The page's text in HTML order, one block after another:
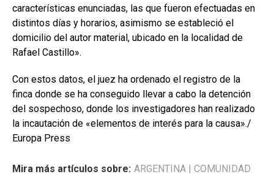
características enunciadas, las que fueron efectuadas en
distintos días y horarios, asimismo se estableció el
domicilio del autor material, ubicado en la localidad de
Rafael Castillo».
Con estos datos, el juez ha ordenado el registro de la
finca donde se ha conseguido llevar a cabo la detención
del sospechoso, donde los investigadores han realizado
la incautación de «elementos de interés para la causa»./
Europa Press
Mira más artículos sobre: ARGENTINA | COMUNIDAD